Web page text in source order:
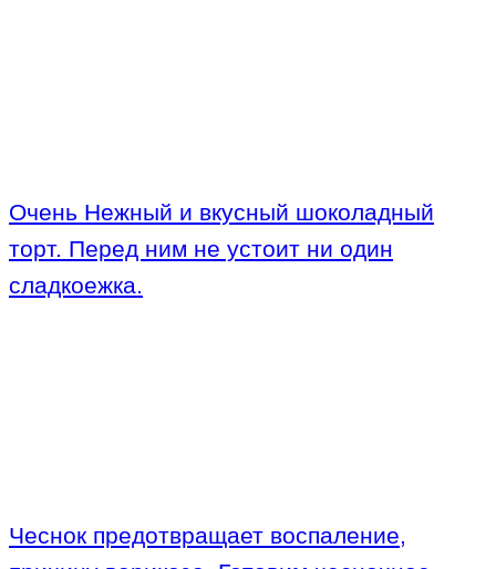
Очень Нежный и вкусный шоколадный
торт. Перед ним не устоит ни один
сладкоежка.
Чеснок предотвращает воспаление,